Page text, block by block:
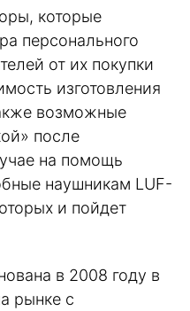
которые
персонального
от их покупки
изготовления
возможные
после
на помощь
наушникам LUF-
и пойдет
в 2008 году в
рынке с